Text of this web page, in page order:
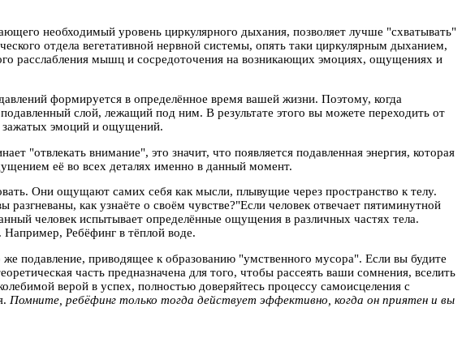
необходимый уровень циркулярного дыхания, позволяет лучше "схватывать"
отдела вегетативной нервной системы, опять таки циркулярным дыханием,
расслабления мышц и сосредоточения на возникающих эмоциях, ощущениях и
формируется в определённое время вашей жизни. Поэтому, когда
слой, лежащий под ним. В результате этого вы можете переходить от
зажатых эмоций и ощущений.
"отвлекать внимание", это значит, что появляется подавленная энергия, которая
её во всех деталях именно в данный момент.
Они ощущают самих себя как мысли, плывущие через пространство к телу.
как узнаёте о своём чувстве?"Если человек отвечает пятиминутной
человек испытывает определённые ощущения в различных частях тела.
Ребёфинг в тёплой воде.
подавление, приводящее к образованию "умственного мусора". Если вы будите
часть предназначена для того, чтобы рассеять ваши сомнения, вселить
верой в успех, полностью доверяйтесь процессу самоисцеления с
Помните, ребёфинг только тогда действует эффективно, когда он приятен и вы